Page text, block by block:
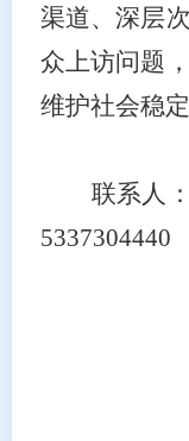
渠道、深层
众上访问题
维护社会稳定
联系人
5337304440